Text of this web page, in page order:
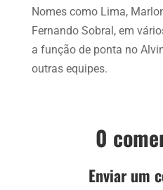
Nomes como Lima,
Fernando Sobral, em
a função de ponta no
outras equipes.
0
Enviar um